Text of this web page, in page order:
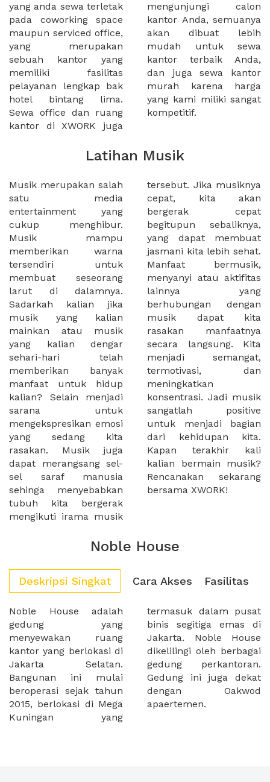
yang anda sewa terletak
pada coworking space
maupun serviced office,
yang merupakan
sebuah kantor yang
memiliki fasilitas
pelayanan lengkap bak
hotel bintang lima.
Sewa office dan ruang
kantor di XWORK juga
mengunjungi calon
kantor Anda, semuanya
akan dibuat lebih
mudah untuk sewa
kantor terbaik Anda,
dan juga sewa kantor
murah karena harga
yang kami miliki sangat
kompetitif.
Latihan Musik
Musik merupakan salah
satu media
entertainment yang
cukup menghibur.
Musik mampu
memberikan warna
tersendiri untuk
membuat seseorang
larut di dalamnya.
Sadarkah kalian jika
musik yang kalian
mainkan atau musik
yang kalian dengar
sehari-hari telah
memberikan banyak
manfaat untuk hidup
kalian? Selain menjadi
sarana untuk
mengekspresikan emosi
yang sedang kita
rasakan. Musik juga
dapat merangsang sel-
sel saraf manusia
sehinga menyebabkan
tubuh kita bergerak
mengikuti irama musik
tersebut. Jika musiknya
cepat, kita akan
bergerak cepat
begitupun sebaliknya,
yang dapat membuat
jasmani kita lebih sehat.
Manfaat bermusik,
menyanyi atau aktifitas
lainnya yang
berhubungan dengan
musik dapat kita
rasakan manfaatnya
secara langsung. Kita
menjadi semangat,
termotivasi, dan
meningkatkan
konsentrasi. Jadi musik
sangatlah positive
untuk menjadi bagian
dari kehidupan kita.
Kapan terakhir kali
kalian bermain musik?
Rencanakan sekarang
bersama XWORK!
Noble House
Deskripsi Singkat Cara Akses Fasilitas
Noble House adalah
gedung yang
menyewakan ruang
kantor yang berlokasi di
Jakarta Selatan.
Bangunan ini mulai
beroperasi sejak tahun
2015, berlokasi di Mega
Kuningan yang
termasuk dalam pusat
binis segitiga emas di
Jakarta. Noble House
dikelilingi oleh berbagai
gedung perkantoran.
Gedung ini juga dekat
dengan Oakwod
apaertemen.